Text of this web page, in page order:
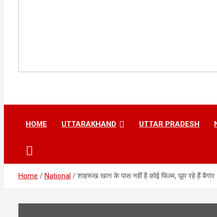
HOME UTTARAKHAND UTTAR PRADESH
Home National शाहरूख खान के पास नहीं है कोई फिल्म, घूम रहे हैं बैगार